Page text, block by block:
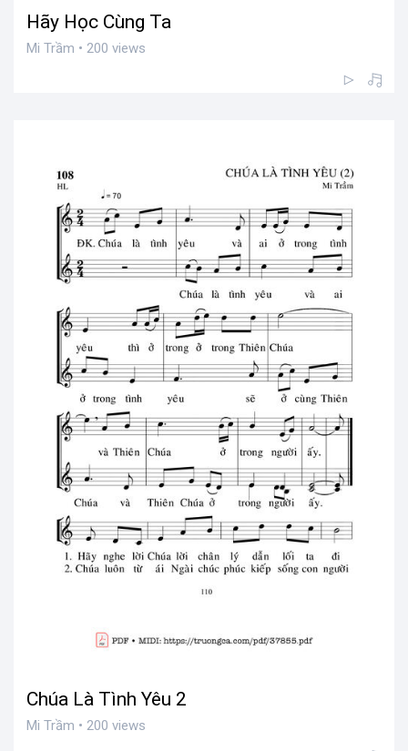
Hãy Học Cùng Ta
Mi Trầm • 200 views
Chúa Là Tình Yêu 2
Mi Trầm • 200 views